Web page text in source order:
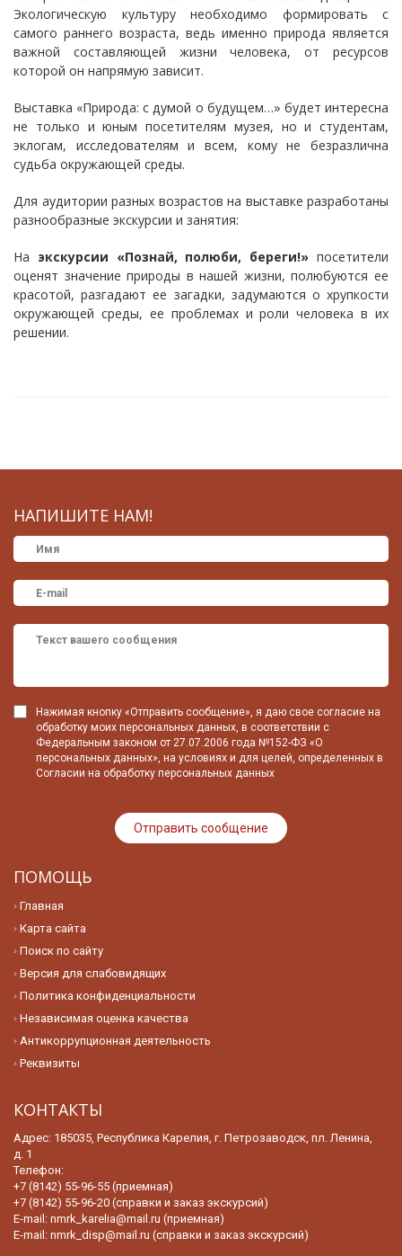
Экологическую культуру необходимо формировать с
самого раннего возраста, ведь именно природа является
важной составляющей жизни человека, от ресурсов
которой он напрямую зависит.
Выставка «Природа: с думой о будущем…» будет интересна
не только и юным посетителям музея, но и студентам,
эклогам, исследователям и всем, кому не безразлична
судьба окружающей среды.
Для аудитории разных возрастов на выставке разработаны
разнообразные экскурсии и занятия:
На экскурсии «Познай, полюби, береги!» посетители
оценят значение природы в нашей жизни, полюбуются ее
красотой, разгадают ее загадки, задумаются о хрупкости
окружающей среды, ее проблемах и роли человека в их
решении.
НАПИШИТЕ НАМ!
Нажимая кнопку «Отправить сообщение», я даю свое согласие на
обработку моих персональных данных, в соответствии с
Федеральным законом от 27.07.2006 года №152-ФЗ «О
персональных данных», на условиях и для целей, определенных в
Согласии на обработку персональных данных
ПОМОЩЬ
Главная
Карта сайта
Поиск по сайту
Версия для слабовидящих
Политика конфиденциальности
Независимая оценка качества
Антикоррупционная деятельность
Реквизиты
КОНТАКТЫ
Адрес: 185035, Республика Карелия, г. Петрозаводск, пл. Ленина,
д. 1
Телефон:
+7 (8142) 55-96-55 (приемная)
+7 (8142) 55-96-20 (справки и заказ экскурсий)
E-mail: nmrk_karelia@mail.ru (приемная)
E-mail: nmrk_disp@mail.ru (справки и заказ экскурсий)